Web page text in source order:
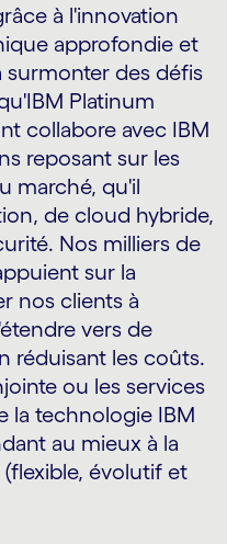
à l'innovation
approfondie et
des défis
Platinum
collabore avec IBM
reposant sur les
marché, qu'il
de cloud hybride,
Nos milliers de
sur la
nos clients à
vers de
réduisant les coûts.
ou les services
la technologie IBM
au mieux à la
évolutif et